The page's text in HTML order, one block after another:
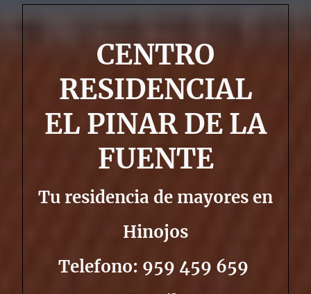
CENTRO
RESIDENCIAL
EL PINAR DE LA
FUENTE
Tu residencia de mayores en
Hinojos
Telefono: 959 459 659